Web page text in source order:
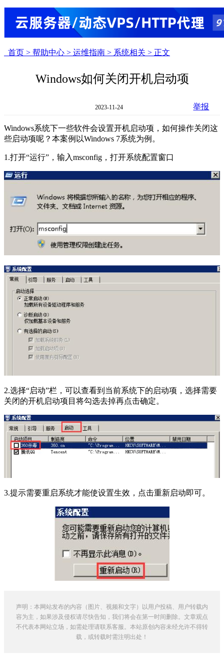
首页 > 帮助中心 > 运维指南 > 系统相关 > 正文
Windows如何关闭开机启动项
2023-11-24 举报
Windows系统下一些软件会设置开机启动项，如何操作关闭这
些启动项呢？本案例以Windows 7系统为例。
1.打开“运行”，输入msconfig，打开系统配置窗口
2.选择“启动”栏，可以查看到当前系统下的启动项，选择需要
关闭的开机启动项目将勾选去掉再点击确定。
3.提示需要重启系统才能使设置生效，点击重新启动即可。
声明：本网站发布的内容（图片、视频和文字）以用户投稿、用户转载内
容为主，如果涉及侵权请尽快告知，我们将会在第一时间删除。文章观点
不代表本网站立场，如需处理请联系客服。本站原创内容未经允许不得转
载，或转载时需注明出处！